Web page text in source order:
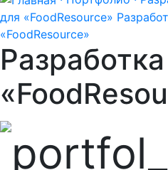
для «FoodResource»
«FoodResource»